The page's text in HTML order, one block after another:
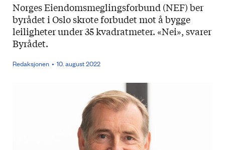
Norges Eiendomsmeglingsforbund (NEF) ber
byrådet i Oslo skrote forbudet mot å bygge
leiligheter under 35 kvadratmeter. «Nei», svarer
Byrådet.
Redaksjonen 10. august 2022